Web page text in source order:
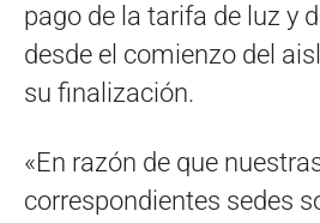
pago de la tarifa de luz y
desde el comienzo del
su finalización.
«En razón de que
correspondientes sedes